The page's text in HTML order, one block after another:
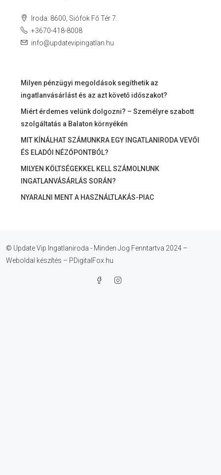
Iroda: 8600, Siófok Fő Tér 7.
+3670-418-8008
info@updatevipingatlan.hu
Milyen pénzügyi megoldások segíthetik az
ingatlanvásárlást és az azt követő időszakot?
Miért érdemes velünk dolgozni? – Személyre szabott
szolgáltatás a Balaton környékén
MIT KÍNÁLHAT SZÁMUNKRA EGY INGATLANIRODA VEVŐI
ÉS ELADÓI NÉZŐPONTBÓL?
MILYEN KÖLTSÉGEKKEL KELL SZÁMOLNUNK
INGATLANVÁSÁRLÁS SORÁN?
NYARALNI MENT A HASZNÁLTLAKÁS-PIAC
© Update Vip Ingatlaniroda - Minden Jog Fenntartva 2024 –
Weboldal készítés – PDigitalFox.hu